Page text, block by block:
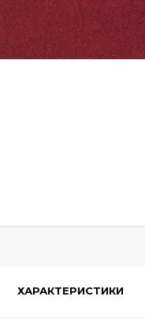
ХАРАКТЕРИСТИКИ